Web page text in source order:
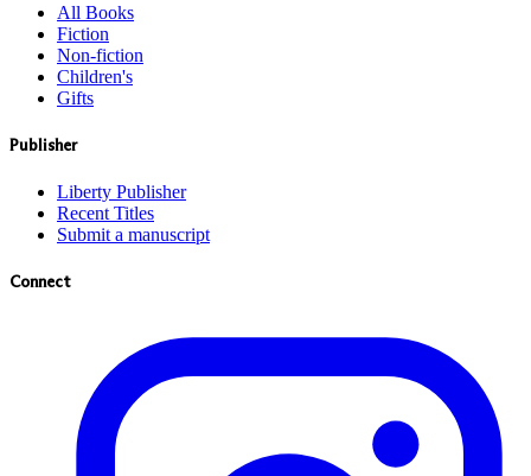
All Books
Fiction
Non-fiction
Children's
Gifts
Publisher
Liberty Publisher
Recent Titles
Submit a manuscript
Connect